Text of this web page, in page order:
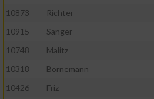
10873
Richter
10915
Sänger
10748
Malitz
10318
Bornemann
10426
Friz